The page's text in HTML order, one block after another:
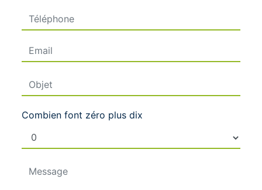
Combien font zéro plus dix